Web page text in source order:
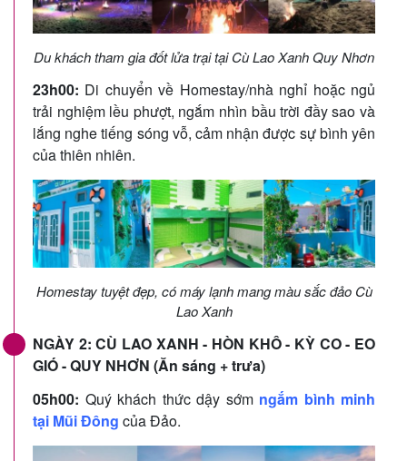
Du khách tham gia đốt lửa trại tại Cù Lao Xanh Quy Nhơn
23h00: Di chuyển về Homestay/nhà nghỉ hoặc ngủ
trải nghiệm lều phượt, ngắm nhìn bầu trời đầy sao và
lắng nghe tiếng sóng vỗ, cảm nhận được sự bình yên
của thiên nhiên.
Homestay tuyệt đẹp, có máy lạnh mang màu sắc đảo Cù
Lao Xanh
NGÀY 2: CÙ LAO XANH - HÒN KHÔ - KỲ CO - EO
GIÓ - QUY NHƠN (Ăn sáng + trưa)
05h00: Quý khách thức dậy sớm ngắm bình minh
tại Mũi Đông của Đảo.